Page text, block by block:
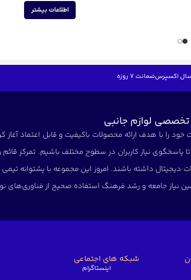
اطلاعات بیشتر
اکسپرسضمانت 7 روزه
تخصصی لوازم جانبی
را با هدف ارائه محصولات باکیفیت و قابل اعتماد
نیاز کاربران در سطوح مختلف باشیم. تمرکز قائم
دیجیتال داشته باشند. امروز این مجموعه با
نیاز جامعه و رشد فرهنگ استفاده صحیح از فناوری‌های
شبکه های اجتماعی
اینستاگرام